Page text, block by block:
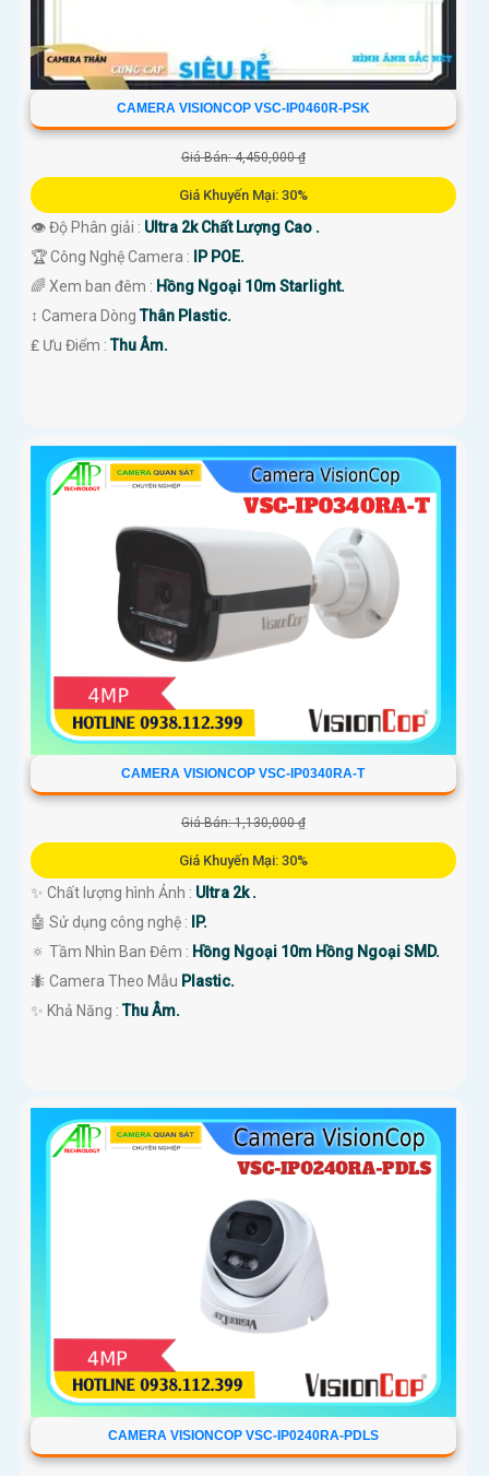
CAMERA VISIONCOP VSC-IP0460R-PSK
Giá Bán: 4,450,000 ₫
Giá Khuyến Mại: 30%
👁 Độ Phân giải : Ultra 2k Chất Lượng Cao .
🏆 Công Nghệ Camera :
IP POE.
🌈 Xem ban đêm : Hồng Ngoại 10m Starlight.
↕️ Camera DòngThân Plastic.
️₤ Ưu Điểm :Thu Âm.
CAMERA VISIONCOP VSC-IP0340RA-T
Giá Bán: 1,130,000 ₫
Giá Khuyến Mại: 30%
✨ Chất lượng hình Ảnh : Ultra 2k .
🤖️ Sử dụng công nghệ :
IP.
🔅 Tầm Nhìn Ban Đêm : Hồng Ngoại 10m Hồng Ngoại SMD.
🐜 Camera Theo Mẫu Plastic.
️✨ Khả Năng :Thu Âm.
CAMERA VISIONCOP VSC-IP0240RA-PDLS